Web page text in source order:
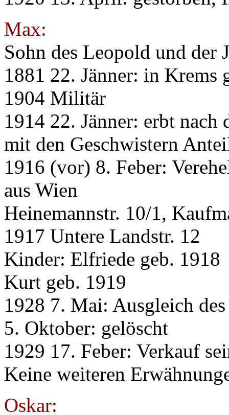
Max:
Sohn des Leopold und der
1881 22. Jänner: in Krems
1904 Militär
1914 22. Jänner: erbt nach
mit den Geschwistern
1916 (vor) 8. Feber:
aus Wien
Heinemannstr. 10/1,
1917 Untere Landstr. 12
Kinder: Elfriede geb. 1918
Kurt geb. 1919
1928 7. Mai: Ausgleich
5. Oktober: gelöscht
1929 17. Feber: Verkauf
Keine weiteren
Oskar: